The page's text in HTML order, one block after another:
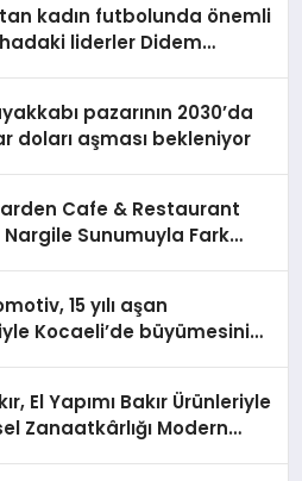
kadın futbolunda önemli
liderler Didem
pazarının 2030’da
doları aşması bekleniyor
Cafe & Restaurant
Sunumuyla Fark
15 yılı aşan
Kocaeli’de büyümesini
El Yapımı Bakır Ürünleriyle
Zanaatkârlığı Modern